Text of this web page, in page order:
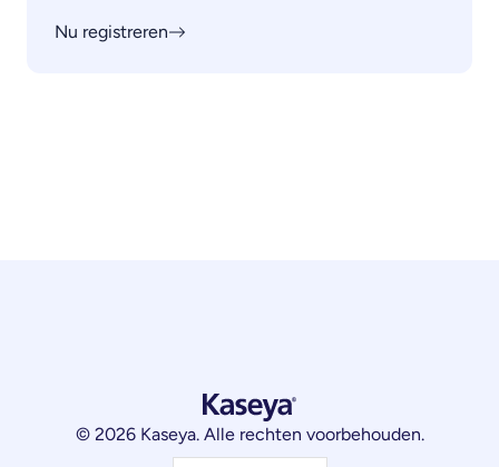
Nu registreren
© 2026 Kaseya. Alle rechten voorbehouden.